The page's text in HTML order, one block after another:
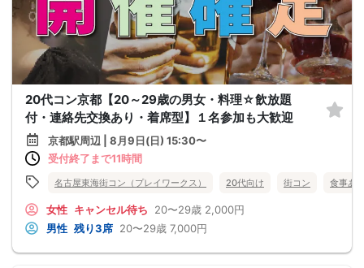
20代コン京都【20～29歳の男女・料理☆飲放題
付・連絡先交換あり・着席型】１名参加も大歓迎
京都駅周辺 | 8月9日(日) 15:30〜
受付終了まで11時間
名古屋東海街コン（プレイワークス） 20代向け 街コン 食事あ
女性 キャンセル待ち 20〜29歳 2,000円
男性 残り3席 20〜29歳 7,000円